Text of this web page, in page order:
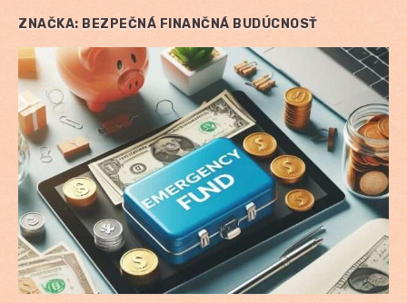
ZNAČKA: BEZPEČNÁ FINANČNÁ BUDÚCNOSŤ